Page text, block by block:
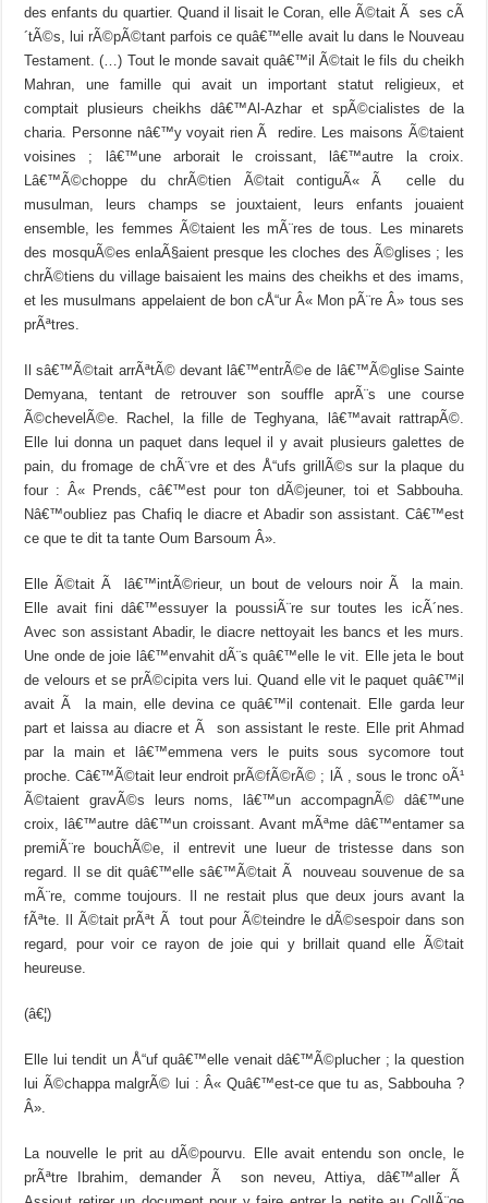
des enfants du quartier. Quand il lisait le Coran, elle Ã©tait Ã ses cÃ
´tÃ©s, lui rÃ©pÃ©tant parfois ce quâ€™elle avait lu dans le Nouveau
Testament. (…) Tout le monde savait quâ€™il Ã©tait le fils du cheikh
Mahran, une famille qui avait un important statut religieux, et
comptait plusieurs cheikhs dâ€™Al-Azhar et spÃ©cialistes de la
charia. Personne nâ€™y voyait rien Ã redire. Les maisons Ã©taient
voisines ; lâ€™une arborait le croissant, lâ€™autre la croix.
Lâ€™Ã©choppe du chrÃ©tien Ã©tait contiguÃ« Ã celle du
musulman, leurs champs se jouxtaient, leurs enfants jouaient
ensemble, les femmes Ã©taient les mÃ¨res de tous. Les minarets
des mosquÃ©es enlaÃ§aient presque les cloches des Ã©glises ; les
chrÃ©tiens du village baisaient les mains des cheikhs et des imams,
et les musulmans appelaient de bon cÅ“ur Â« Mon pÃ¨re Â» tous ses
prÃªtres.
Il sâ€™Ã©tait arrÃªtÃ© devant lâ€™entrÃ©e de lâ€™Ã©glise Sainte
Demyana, tentant de retrouver son souffle aprÃ¨s une course
Ã©chevelÃ©e. Rachel, la fille de Teghyana, lâ€™avait rattrapÃ©.
Elle lui donna un paquet dans lequel il y avait plusieurs galettes de
pain, du fromage de chÃ¨vre et des Å“ufs grillÃ©s sur la plaque du
four : Â« Prends, câ€™est pour ton dÃ©jeuner, toi et Sabbouha.
Nâ€™oubliez pas Chafiq le diacre et Abadir son assistant. Câ€™est
ce que te dit ta tante Oum Barsoum Â».
Elle Ã©tait Ã lâ€™intÃ©rieur, un bout de velours noir Ã la main.
Elle avait fini dâ€™essuyer la poussiÃ¨re sur toutes les icÃ´nes.
Avec son assistant Abadir, le diacre nettoyait les bancs et les murs.
Une onde de joie lâ€™envahit dÃ¨s quâ€™elle le vit. Elle jeta le bout
de velours et se prÃ©cipita vers lui. Quand elle vit le paquet quâ€™il
avait Ã la main, elle devina ce quâ€™il contenait. Elle garda leur
part et laissa au diacre et Ã son assistant le reste. Elle prit Ahmad
par la main et lâ€™emmena vers le puits sous sycomore tout
proche. Câ€™Ã©tait leur endroit prÃ©fÃ©rÃ© ; lÃ , sous le tronc oÃ¹
Ã©taient gravÃ©s leurs noms, lâ€™un accompagnÃ© dâ€™une
croix, lâ€™autre dâ€™un croissant. Avant mÃªme dâ€™entamer sa
premiÃ¨re bouchÃ©e, il entrevit une lueur de tristesse dans son
regard. Il se dit quâ€™elle sâ€™Ã©tait Ã nouveau souvenue de sa
mÃ¨re, comme toujours. Il ne restait plus que deux jours avant la
fÃªte. Il Ã©tait prÃªt Ã tout pour Ã©teindre le dÃ©sespoir dans son
regard, pour voir ce rayon de joie qui y brillait quand elle Ã©tait
heureuse.
(â€¦)
Elle lui tendit un Å“uf quâ€™elle venait dâ€™Ã©plucher ; la question
lui Ã©chappa malgrÃ© lui : Â« Quâ€™est-ce que tu as, Sabbouha ?
Â».
La nouvelle le prit au dÃ©pourvu. Elle avait entendu son oncle, le
prÃªtre Ibrahim, demander Ã son neveu, Attiya, dâ€™aller Ã